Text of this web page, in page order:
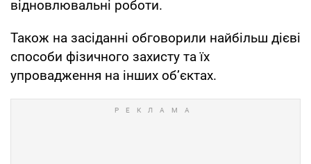
відновлювальні роботи.
Також на засіданні обговорили найбільш дієві
способи фізичного захисту та їх
упровадження на інших об’єктах.